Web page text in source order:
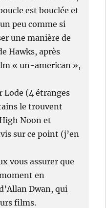
est bouclée et
peu comme si
une manière de
Hawks, après
« un-american »,
Lode (4 étranges
le trouvent
Noon et
sur ce point (j’en
vous assurer que
en
Dwan, qui
films.